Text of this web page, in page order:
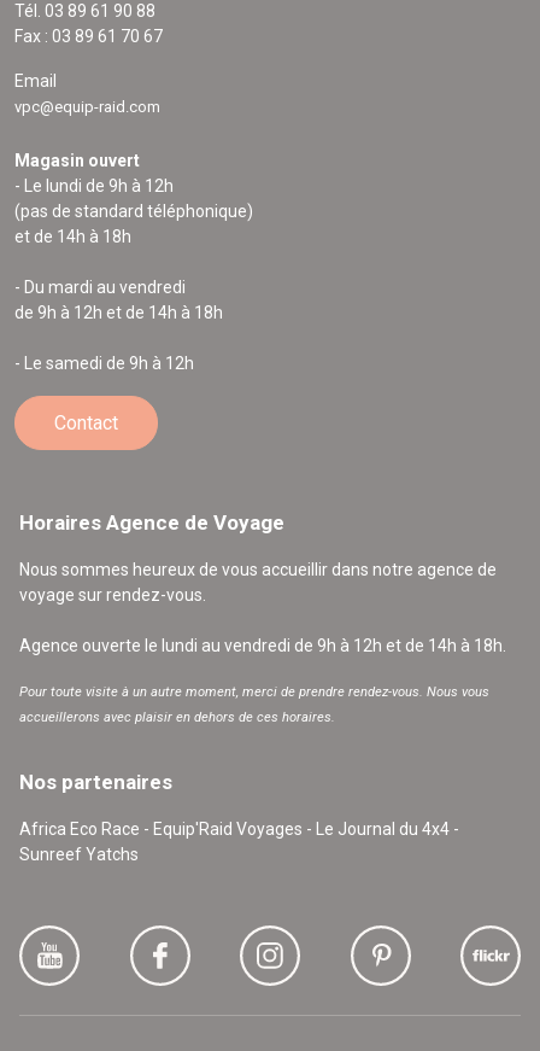
Tél. 03 89 61 90 88
Fax : 03 89 61 70 67
Email
vpc@equip-raid.com
Magasin ouvert
- Le lundi de 9h à 12h
(pas de standard téléphonique)
et de 14h à 18h
- Du mardi au vendredi
de 9h à 12h et de 14h à 18h
- Le samedi de 9h à 12h
Contact
Horaires Agence de Voyage
Nous sommes heureux de vous accueillir dans notre agence de
voyage sur rendez-vous.
Agence ouverte le lundi au vendredi de 9h à 12h et de 14h à 18h.
Pour toute visite à un autre moment, merci de prendre rendez-vous. Nous vous
accueillerons avec plaisir en dehors de ces horaires.
Nos partenaires
Africa Eco Race - Equip'Raid Voyages - Le Journal du 4x4 -
Sunreef Yatchs